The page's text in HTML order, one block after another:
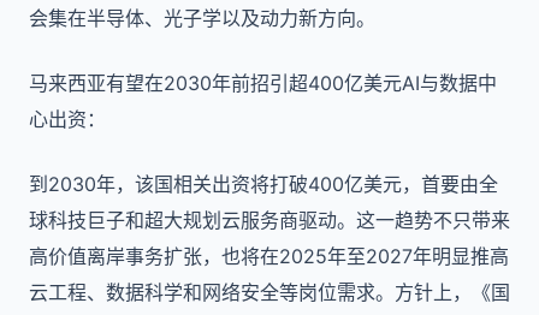
会集在半导体、光子学以及动力新方向。
马来西亚有望在2030年前招引超400亿美元AI与数据中
心出资：
到2030年，该国相关出资将打破400亿美元，首要由全
球科技巨子和超大规划云服务商驱动。这一趋势不只带来
高价值离岸事务扩张，也将在2025年至2027年明显推高
云工程、数据科学和网络安全等岗位需求。方针上，《国